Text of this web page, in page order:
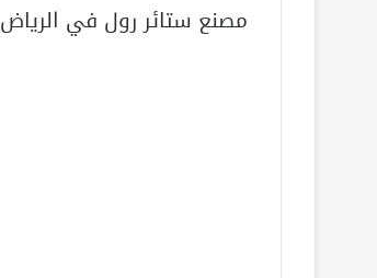
مصنع ستائر رول في الرياض